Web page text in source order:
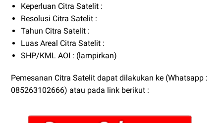
Keperluan Citra Satelit :
Resolusi Citra Satelit :
Tahun Citra Satelit :
Luas Areal Citra Satelit :
SHP/KML AOI : (lampirkan)
Pemesanan Citra Satelit dapat dilakukan ke (Whatsapp :
085263102666) atau pada link berikut :